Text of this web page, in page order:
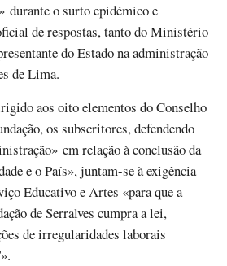
durante o surto epidémico e
de respostas, tanto do Ministério
do Estado na administração
de Lima.
aos oito elementos do Conselho
os subscritores, defendendo
em relação à conclusão da
e o País», juntam-se à exigência
Educativo e Artes «para que a
de Serralves cumpra a lei,
de irregularidades laborais